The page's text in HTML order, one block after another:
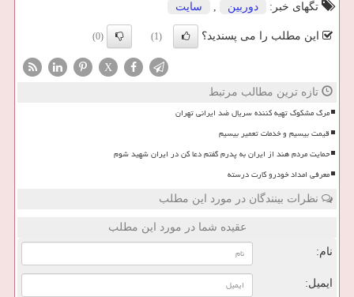
تگهای خبر:
دوربین , سایت
این مطلب را می پسندید؟ (1)
(0)
X
تازه ترین مطالب مرتبط
مرگ مشکوک تهیه کننده سریال ضد ایرانی تهران
قیمت بیسیم و خدمات تعمیر بیسیم
حمایت مردم هند از ایران به پدرم گفتم دعا کن در ایران شهید شوم
معرفی امداد خودرو کارت درسته
نظرات بینندگان در مورد این مطلب
عقیده شما در مورد این مطلب
نام:
ایمیل: